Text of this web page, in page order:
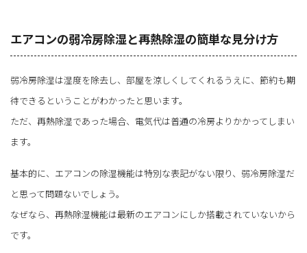
エアコンの弱冷房除湿と再熱除湿の簡単な見分け方
弱冷房除湿は湿度を除去し、部屋を涼しくしてくれるうえに、節約も期
待できるということがわかったと思います。
ただ、再熱除湿であった場合、電気代は普通の冷房よりかかってしまい
ます。
基本的に、エアコンの除湿機能は特別な表記がない限り、弱冷房除湿だ
と思って問題ないでしょう。
なぜなら、再熱除湿機能は最新のエアコンにしか搭載されていないから
です。